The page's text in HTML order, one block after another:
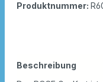
Produktnummer:
Beschreibung